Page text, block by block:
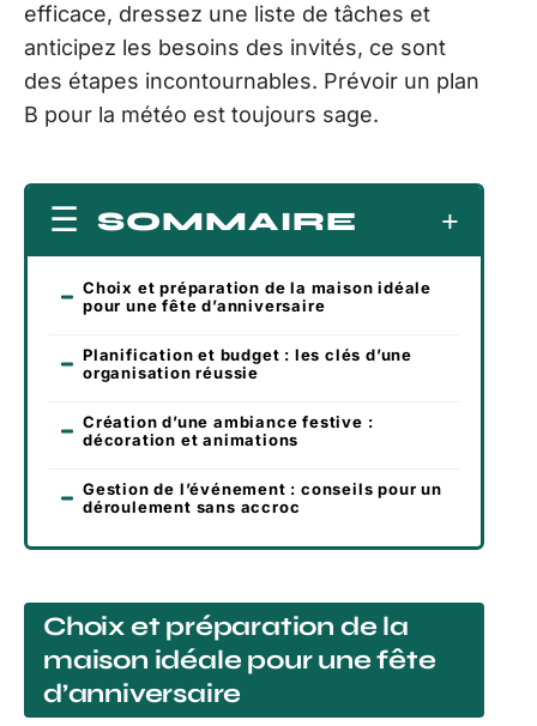
efficace, dressez une liste de tâches et
anticipez les besoins des invités, ce sont
des étapes incontournables. Prévoir un plan
B pour la météo est toujours sage.
SOMMAIRE
Choix et préparation de la maison idéale
pour une fête d’anniversaire
Planification et budget : les clés d’une
organisation réussie
Création d’une ambiance festive :
décoration et animations
Gestion de l’événement : conseils pour un
déroulement sans accroc
Choix et préparation de la
maison idéale pour une fête
d’anniversaire